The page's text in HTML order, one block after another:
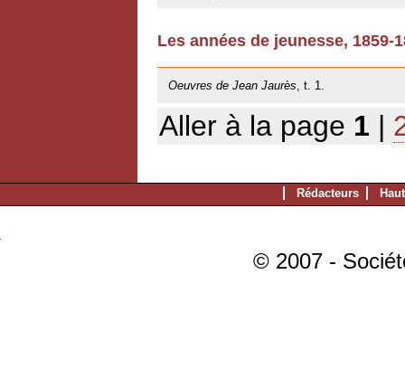
Les années de jeunesse, 1859-
Oeuvres de Jean Jaurès , t. 1.
Aller à la page 1 |
Rédacteurs
© 2007 -